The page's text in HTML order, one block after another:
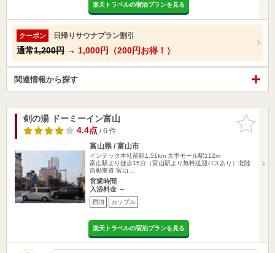
楽天トラベルの宿泊プランを見る
クーポン 日帰りサウナプラン割引
通常1,200円 → 1,000円（200円お得！）
関連情報から探す
お気に入
りに追加
剣の湯 ドーミーイン富山
4.4点/ 6 件
富山県 / 富山市
インテック本社前駅1.51km 大手モール駅112m
富山駅より徒歩15分（富山駅より無料送迎バスあり）北陸
自動車道 富山…
営業時間
入浴料金 ～
宿泊 カップル
楽天トラベルの宿泊プランを見る